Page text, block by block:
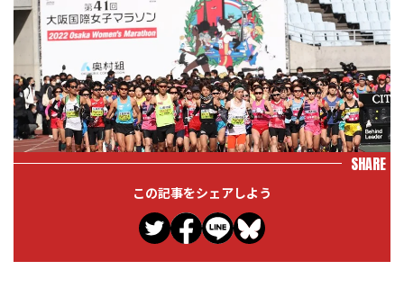
SHARE
この記事をシェアしよう